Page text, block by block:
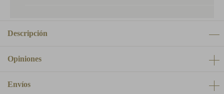
Descripción
Opiniones
Envíos